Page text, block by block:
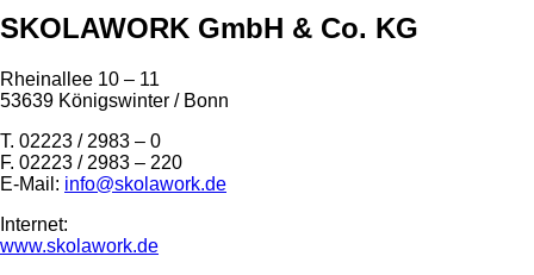
SKOLAWORK GmbH & Co. KG
Rheinallee 10 – 11
53639 Königswinter / Bonn
T. 02223 / 2983 – 0
F. 02223 / 2983 – 220
E-Mail: info@skolawork.de
Internet:
www.skolawork.de